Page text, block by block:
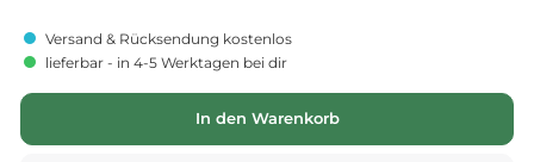
Versand & Rücksendung kostenlos
lieferbar - in 4-5 Werktagen bei dir
In den Warenkorb